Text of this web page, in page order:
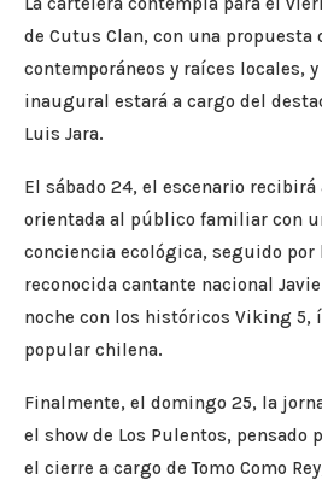
de Cutus Clan, con una propuesta
contemporáneos y raíces locales,
inaugural estará a cargo del
Luis Jara.
El sábado 24, el escenario
orientada al público familiar con
conciencia ecológica, seguido por
reconocida cantante nacional
noche con los históricos Viking 5,
popular chilena.
Finalmente, el domingo 25, la
el show de Los Pulentos, pensado
el cierre a cargo de Tomo Como